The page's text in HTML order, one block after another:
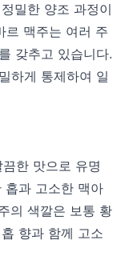
밀한 양조 과정이
르 맥주는 여러 주
갖추고 있습니다.
하게 통제하여 일
한 맛으로 유명
홉과 고소한 맥아
의 색깔은 보통 황
향과 함께 고소